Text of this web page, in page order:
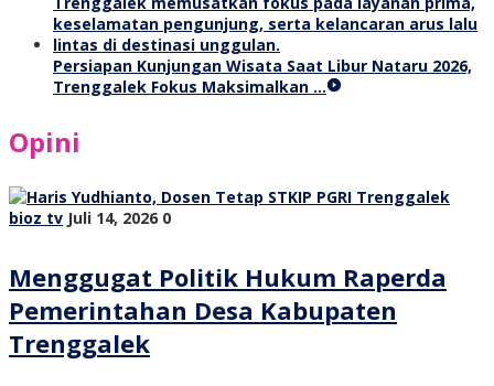
Persiapan Kunjungan Wisata Saat Libur Nataru 2026,
Trenggalek Fokus Maksimalkan …
Opini
bioz tv Juli 14, 2026 0
Menggugat Politik Hukum Raperda
Pemerintahan Desa Kabupaten
Trenggalek